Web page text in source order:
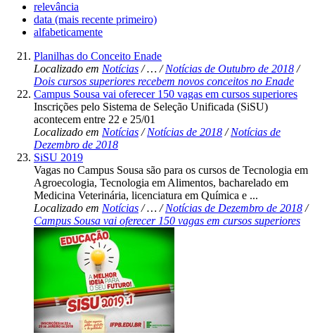
relevância
data (mais recente primeiro)
alfabeticamente
Planilhas do Conceito Enade
Localizado em Notícias /…/Notícias de Outubro de 2018 /
Dois cursos superiores recebem novos conceitos no Enade
Campus Sousa vai oferecer 150 vagas em cursos superiores
Inscrições pelo Sistema de Seleção Unificada (SiSU)
acontecem entre 22 e 25/01
Localizado em Notícias /Notícias de 2018 /Notícias de
Dezembro de 2018
SiSU 2019
Vagas no Campus Sousa são para os cursos de Tecnologia em
Agroecologia, Tecnologia em Alimentos, bacharelado em
Medicina Veterinária, licenciatura em Química e ...
Localizado em Notícias /…/Notícias de Dezembro de 2018 /
Campus Sousa vai oferecer 150 vagas em cursos superiores